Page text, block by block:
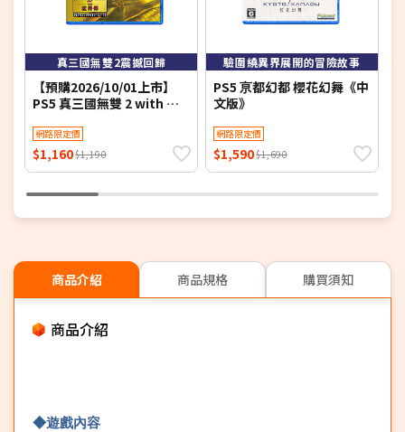
真三國無雙2震撼回歸
【預購2026/10/01上市】
PS5 真三國無雙 2 with 猛
版》
網路限定價
$1,160$1,190
驗圍繞異界展開的冒險故事
PS5 亰都幻都 櫻花幻舞《中
文版》
網路限定價
$1,590$1,690
商品介紹 商品規格 購買須知
商品介紹
◆遊戲內容